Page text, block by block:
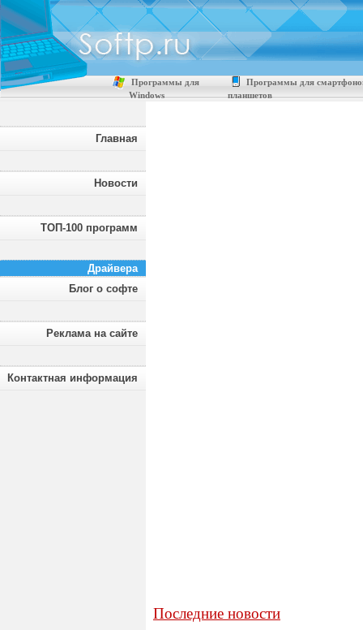
Программы для
Windows
Программы для
планшетов
Главная
Новости
ТОП-100 программ
Драйвера
Блог о софте
Реклама на сайте
Контактная информация
Последние новости